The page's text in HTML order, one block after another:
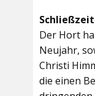
Der Hort
Neujahr,
Christi
die einen